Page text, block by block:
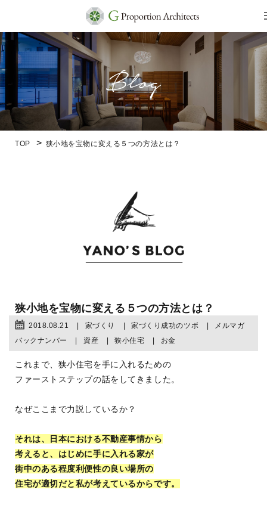
TOP 狭小地を宝物に変える５つの方法とは？
狭小地を宝物に変える５つの方法とは？
2018.08.21 家づくり 家づくり成功のツボ
メルマガ
バックナンバー
資産 狭小住宅 お金
これまで、狭小住宅を手に入れるための
ファーストステップの話をしてきました。
なぜここまで力説しているか？
それは、日本における不動産事情から
考えると、はじめに手に入れる家が
街中のある程度利便性の良い場所の
住宅が適切だと私が考えているからです。